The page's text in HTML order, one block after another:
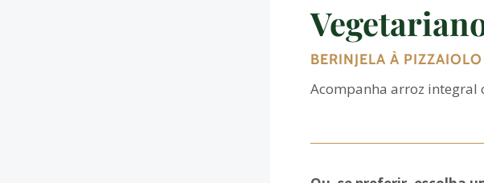
BERINJELA À PIZZAIOLO
Acompanha arroz integral